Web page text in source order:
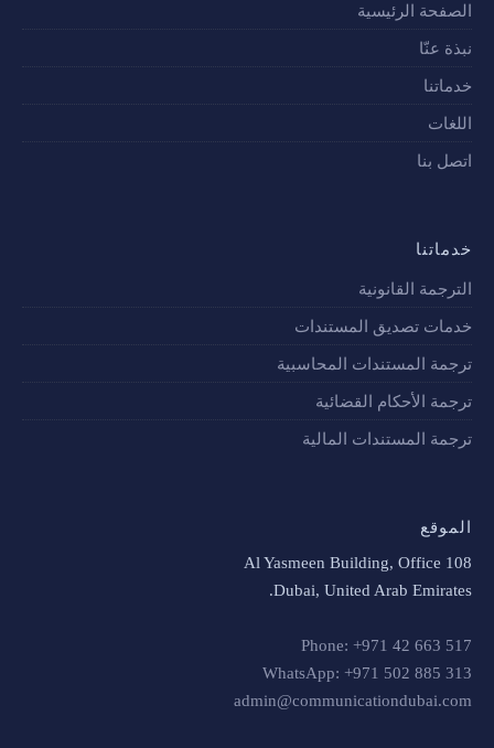
الصفحة الرئيسية
نبذة عنّا
خدماتنا
اللغات
اتصل بنا
خدماتنا
الترجمة القانونية
خدمات تصديق المستندات
ترجمة المستندات المحاسبية
ترجمة الأحكام القضائية
ترجمة المستندات المالية
الموقع
Al Yasmeen Building, Office 108
Dubai, United Arab Emirates.
Phone: +971 42 663 517
WhatsApp: +971 502 885 313
admin@communicationdubai.com